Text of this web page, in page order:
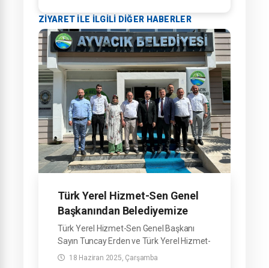
ZIYARET ILE ILGILI DIĞER HABERLER
Türk Yerel Hizmet-Sen Genel
Başkanından Belediyemize
Ziyaret
Türk Yerel Hizmet-Sen Genel Başkanı
Sayın Tuncay Erden ve Türk Yerel Hizmet-
Sen Samsun Şube Başkanı Sayın Osman
18 Haziran 2025, Çarşamba